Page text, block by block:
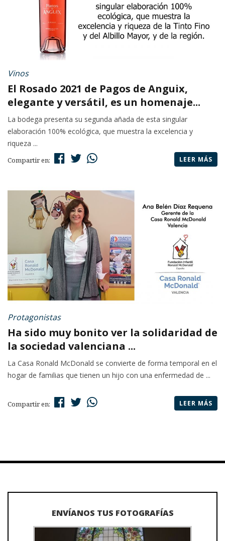
Vinos
El Rosado 2021 de Pagos de Anguix,
elegante y versátil, es un homenaje...
La bodega presenta su segunda añada de esta singular
elaboración 100% ecológica, que muestra la excelencia y
riqueza ...
Compartir en: LEER MÁS
Protagonistas
Ha sido muy bonito ver la solidaridad de
la sociedad valenciana ...
La Casa Ronald McDonald se convierte de forma temporal en el
hogar de familias que tienen un hijo con una enfermedad de ...
Compartir en: LEER MÁS
ENVÍANOS TUS FOTOGRAFÍAS